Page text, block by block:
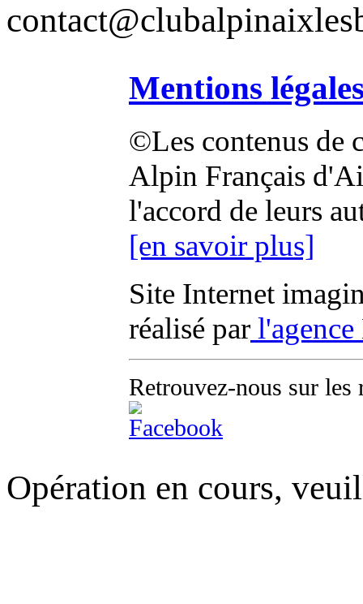
Mentions
©Les contenus de
Alpin Français
l'accord de leurs
[en savoir plus]
Site Internet
réalisé par
Retrouvez-nous sur les
Opération en cours,